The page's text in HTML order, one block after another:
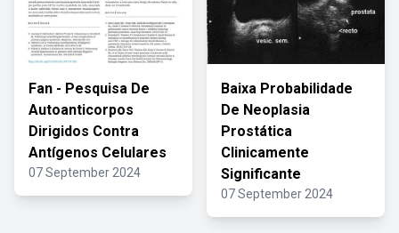
Fan - Pesquisa De
Autoanticorpos
Dirigidos Contra
Antígenos Celulares
07 September 2024
Baixa Probabilidade
De Neoplasia
Prostática
Clinicamente
Significante
07 September 2024